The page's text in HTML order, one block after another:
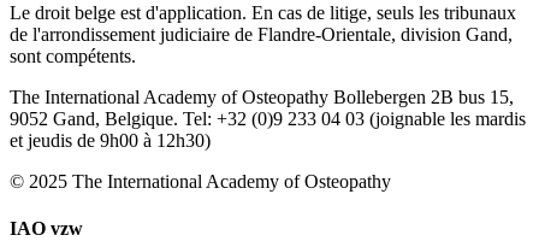
Le droit belge est d'application. En cas de litige, seuls les tribunaux
de l'arrondissement judiciaire de Flandre-Orientale, division Gand,
sont compétents.
The International Academy of Osteopathy Bollebergen 2B bus 15,
9052 Gand, Belgique. Tel: +32 (0)9 233 04 03 (joignable les mardis
et jeudis de 9h00 à 12h30)
© 2025 The International Academy of Osteopathy
IAO vzw